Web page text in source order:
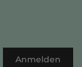
Anmelden